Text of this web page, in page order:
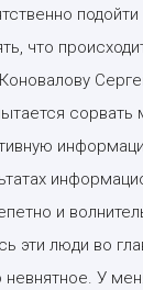
что
сорвать
и
эти люди во
невнятное. У